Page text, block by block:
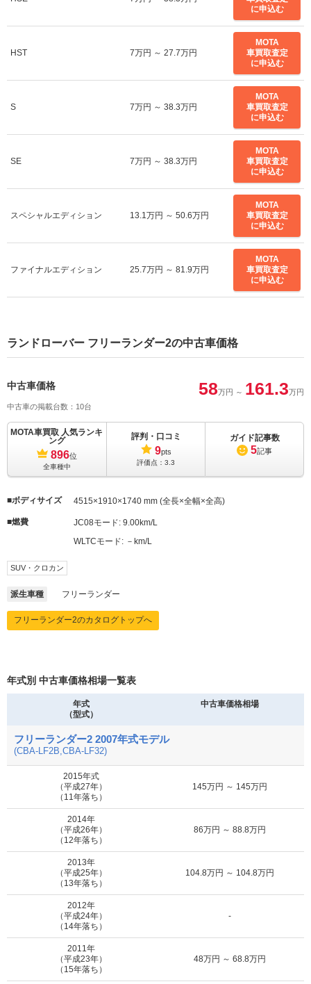
に申込む
HST 7万円 ～ 27.7万円
MOTA
車買取査定
に申込む
S 7万円 ～ 38.3万円
MOTA
車買取査定
に申込む
SE 7万円 ～ 38.3万円
MOTA
車買取査定
に申込む
スペシャルエディション 13.1万円 ～ 50.6万円
MOTA
車買取査定
に申込む
ファイナルエディション 25.7万円 ～ 81.9万円
MOTA
車買取査定
に申込む
ランドローバー フリーランダー2の中古車価格
中古車価格 58万円 ～ 161.3万円
中古車の掲載台数：10台
MOTA車買取 人気ランキ
ング
896位
全車種中
評判・口コミ
9pts
評価点： 3.3
ガイド記事数
5記事
ボディサイズ 4515×1910×1740 mm (全長×全幅×全高)
燃費 JC08モード: 9.00km/L
WLTCモード: －km/L
SUV・クロカン
派生車種 フリーランダー
フリーランダー2のカタログトップへ
年式別 中古車価格相場一覧表
年式
（型式）
中古車価格相場
フリーランダー2 2007年式モデル
(CBA-LF2B,CBA-LF32)
2015年式
（平成27年）
（11年落ち）
145万円 ～ 145万円
2014年
（平成26年）
（12年落ち）
86万円 ～ 88.8万円
2013年
（平成25年）
（13年落ち）
104.8万円 ～ 104.8万円
2012年
（平成24年）
（14年落ち）
-
2011年
（平成23年）
（15年落ち）
48万円 ～ 68.8万円